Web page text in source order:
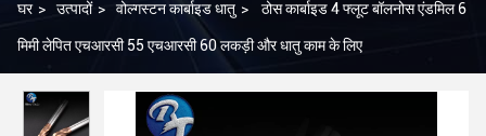
घर > उत्पादों > वोल्गस्टन कार्बाइड धातु > ठोस कार्बाइड 4 फ्लूट बॉलनोस एंडमिल 6
मिमी लेपित एचआरसी 55 एचआरसी 60 लकड़ी और धातु काम के लिए